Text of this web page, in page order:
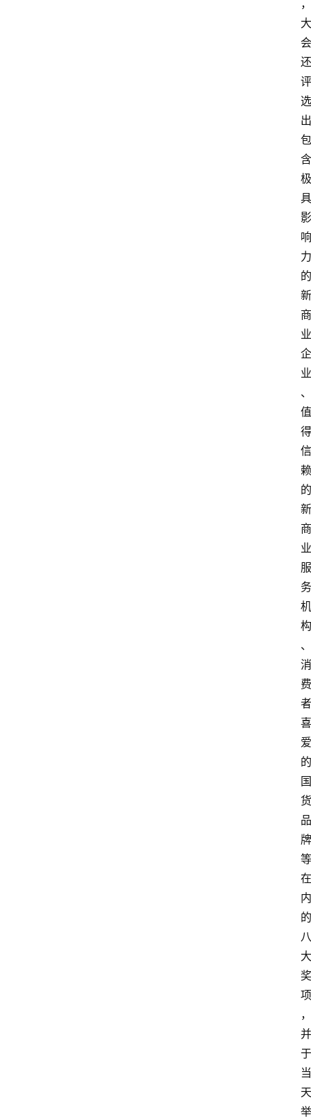
，
大
会
还
评
选
出
包
含
极
具
影
响
力
的
新
商
业
企
业
、
值
得
信
赖
的
新
商
业
服
务
机
构
、
消
费
者
喜
爱
的
国
货
品
牌
等
在
内
的
八
大
奖
项
，
并
于
当
天
举